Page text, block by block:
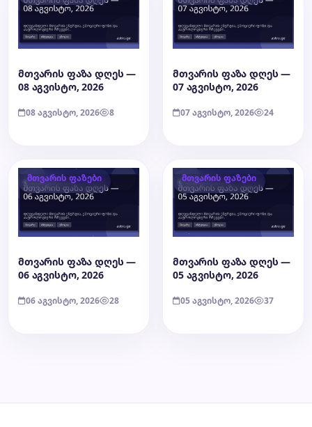
მთვარის ფაზა დღეს —
08 აგვისტო, 2026
08 აგვისტო, 2026 8
მთვარის ფაზა დღეს —
07 აგვისტო, 2026
07 აგვისტო, 2026 24
მთვარის ფაზები
მთვარის ფაზა დღეს —
06 აგვისტო, 2026
06 აგვისტო, 2026 28
მთვარის ფაზები
მთვარის ფაზა დღეს —
05 აგვისტო, 2026
05 აგვისტო, 2026 37